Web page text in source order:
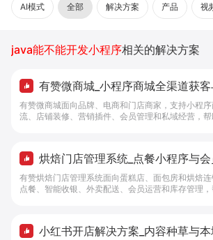
AI模式 全部 解决方案 产品 视
java能不能开发小程序相关的解决方案
有赞微商城_小程序商城全渠道获客
购工具 - 做生意, 找有赞
有赞微商城面向品牌、电商和门店商家，支持小程
流、店铺装修、营销插件、会员管理和私域经营，
烘焙门店管理系统_点餐小程序与会
具 - 做生意, 找有赞
有赞烘焙门店管理系统面向蛋糕店、面包房和烘焙
点餐、智能收银、外卖配送、会员运营和库存管理
小红书开店解决方案_内容种草与本